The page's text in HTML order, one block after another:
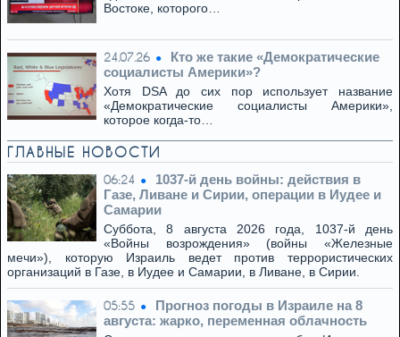
Востоке, которого…
24.07.26
Кто же такие «Демократические
социалисты Америки»?
Хотя DSA до сих пор использует название
«Демократические социалисты Америки»,
которое когда-то…
ГЛАВНЫЕ НОВОСТИ
06:24
1037-й день войны: действия в
Газе, Ливане и Сирии, операции в Иудее и
Самарии
Суббота, 8 августа 2026 года, 1037-й день
«Войны возрождения» (войны «Железные
мечи»), которую Израиль ведет против террористических
организаций в Газе, в Иудее и Самарии, в Ливане, в Сирии.
05:55
Прогноз погоды в Израиле на 8
августа: жарко, переменная облачность